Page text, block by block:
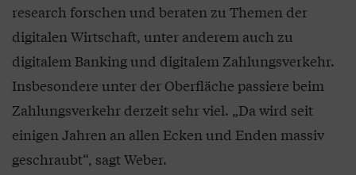
research forschen und beraten zu Themen der
digitalen Wirtschaft, unter anderem auch zu
digitalem Banking und digitalem Zahlungsverkehr.
Insbesondere unter der Oberfläche passiere beim
Zahlungsverkehr derzeit sehr viel. „Da wird seit
einigen Jahren an allen Ecken und Enden massiv
geschraubt“, sagt Weber.